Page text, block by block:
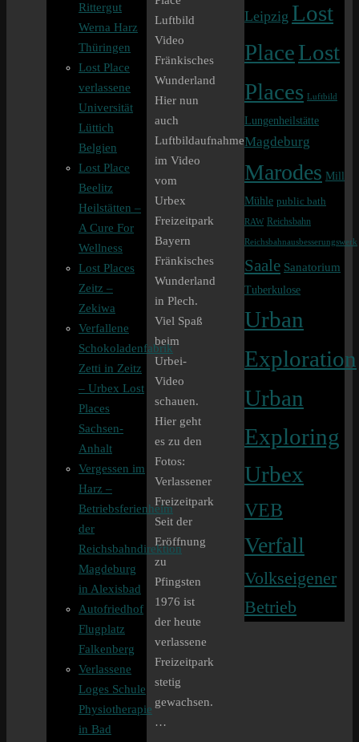
Luftbild
Video
Fränkisches
Wunderland
Hier nun
auch
Luftbildaufnahmen
im Video
vom
Urbex
Freizeitpark
Bayern
Fränkisches
Wunderland
in Plech.
Viel Spaß
beim
Urbei-
Video
schauen.
Hier geht
es zu den
Fotos:
Verlassener
Freizeitpark
Seit der
Eröffnung
zu
Pfingsten
1976 ist
der heute
verlassene
Freizeitpark
stetig
gewachsen.
…
Rittergut
Werna Harz
Thüringen
Lost Place
verlassene
Universität
Lüttich
Belgien
Lost Place
Beelitz
Heilstätten –
A Cure For
Wellness
Lost Places
Zeitz –
Zekiwa
Verfallene
Schokoladenfabrik
Zetti in Zeitz
– Urbex Lost
Places
Sachsen-
Anhalt
Vergessen im
Harz –
Betriebsferienheim
der
Reichsbahndirektion
Magdeburg
in Alexisbad
Autofriedhof
Flugplatz
Falkenberg
Verlassene
Loges Schule
Physiotherapie
in Bad
Leipzig Lost
PlaceLost
Places Luftbild
Lungenheilstätte
Magdeburg
Marodes Mill
Mühle public bath
RAW Reichsbahn
Reichsbahnausbesserungswerk
Saale Sanatorium
Tuberkulose
Urban
Exploration
Urban
Exploring
Urbex
VEB
Verfall
Volkseigener
Betrieb